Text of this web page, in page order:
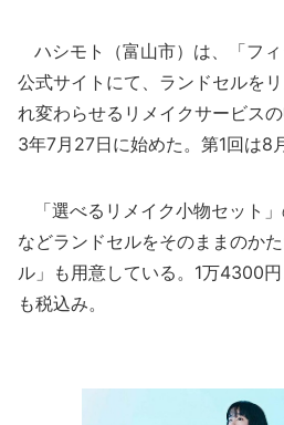
ハシモト（富山市）は、「フ
公式サイトにて、ランドセルを
れ変わらせるリメイクサービス
3年7月27日に始めた。第1回は8
「選べるリメイク小物セット
などランドセルをそのままのか
ル」も用意している。1万4300
も税込み。